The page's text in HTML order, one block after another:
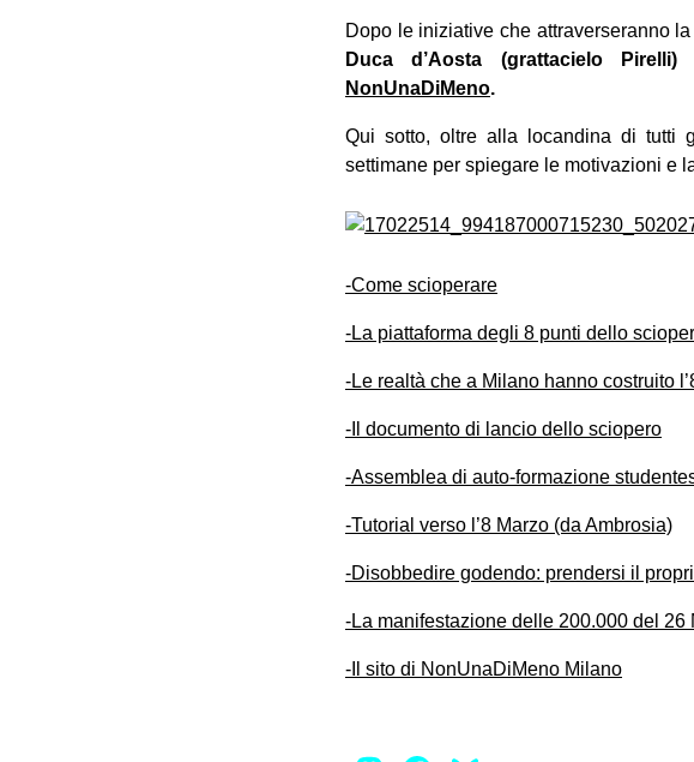
Dopo le iniziative che attraverseranno
Duca d’Aosta (grattacielo
NonUnaDiMeno.
Qui sotto, oltre alla locandina di tutti
settimane per spiegare le motivazioni e
-Come scioperare
-La piattaforma degli 8 punti dello
-Le realtà che a Milano hanno costruito
-Il documento di lancio dello sciopero
-Assemblea di auto-formazione
-Tutorial verso l’8 Marzo (da Ambrosia)
-Disobbedire godendo: prendersi il
-La manifestazione delle 200.000 del 26
-Il sito di NonUnaDiMeno Milano